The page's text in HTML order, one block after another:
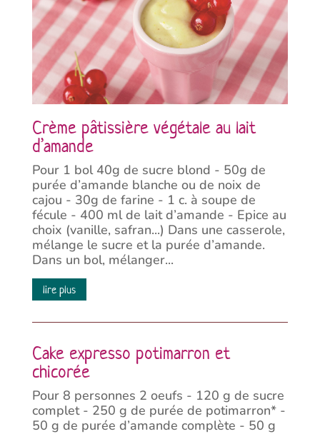
Crème pâtissière végétale au lait
d’amande
Pour 1 bol 40g de sucre blond - 50g de
purée d’amande blanche ou de noix de
cajou - 30g de farine - 1 c. à soupe de
fécule - 400 ml de lait d’amande - Epice au
choix (vanille, safran...) Dans une casserole,
mélange le sucre et la purée d’amande.
Dans un bol, mélanger...
lire plus
Cake expresso potimarron et
chicorée
Pour 8 personnes 2 oeufs - 120 g de sucre
complet - 250 g de purée de potimarron* -
50 g de purée d’amande complète - 50 g